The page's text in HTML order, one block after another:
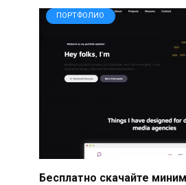
ПОРТФОЛИО
Бесплатно скачайте